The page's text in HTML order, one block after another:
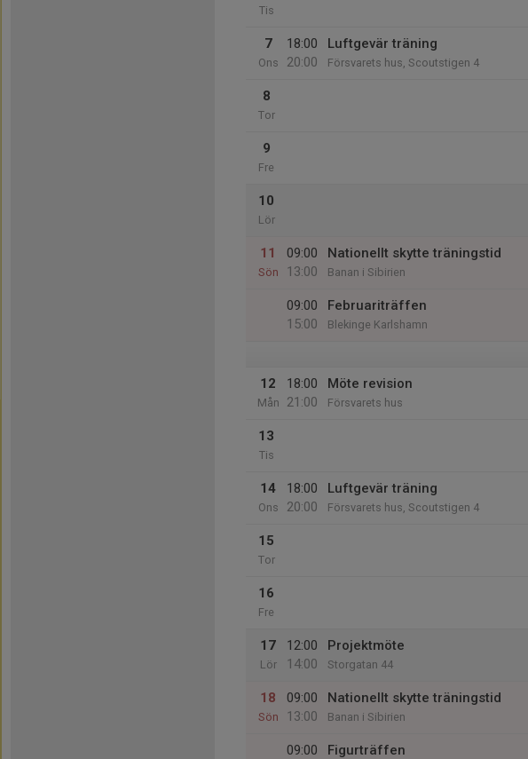
Tis
7
Ons
18:00
20:00
Luftgevär träning
Försvarets hus, Scoutstigen 4
8
Tor
9
Fre
10
Lör
11
Sön
09:00
13:00
Nationellt skytte träningstid
Banan i Sibirien
09:00
15:00
Februariträffen
Blekinge Karlshamn
12
Mån
18:00
21:00
Möte revision
Försvarets hus
13
Tis
14
Ons
18:00
20:00
Luftgevär träning
Försvarets hus, Scoutstigen 4
15
Tor
16
Fre
17
Lör
12:00
14:00
Projektmöte
Storgatan 44
18
Sön
09:00
13:00
Nationellt skytte träningstid
Banan i Sibirien
09:00
Figurträffen